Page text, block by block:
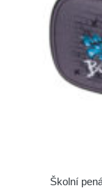
Školní